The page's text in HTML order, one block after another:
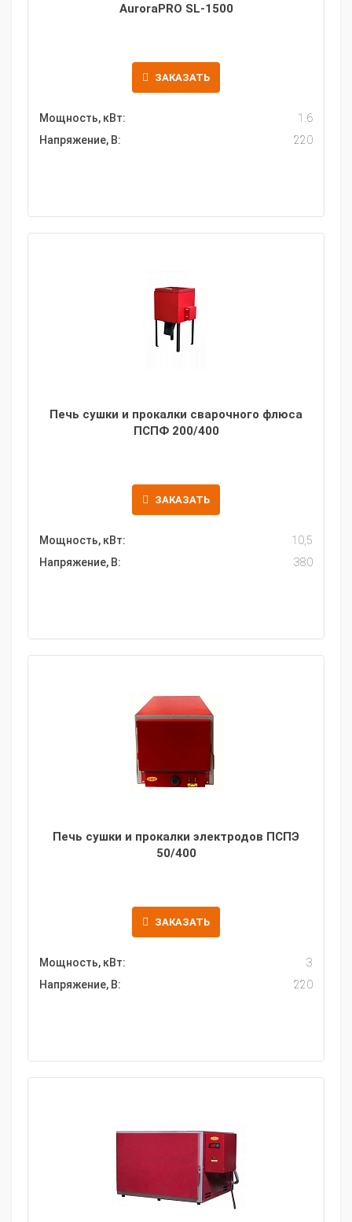
AuroraPRO SL-1500
ЗАКАЗАТЬ
Мощность, кВт:
1.6
Напряжение, В:
220
Печь сушки и прокалки сварочного флюса
ПСПФ 200/400
ЗАКАЗАТЬ
Мощность, кВт:
10,5
Напряжение, В:
380
Печь сушки и прокалки электродов ПСПЭ
50/400
ЗАКАЗАТЬ
Мощность, кВт:
3
Напряжение, В:
220